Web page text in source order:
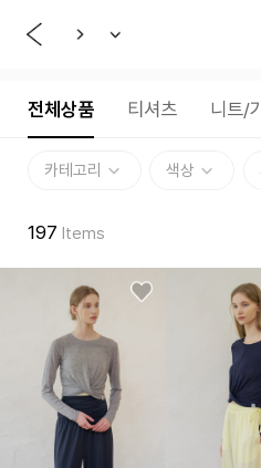
전체상품 티셔츠 니트/
카테고리 색상
197 Items